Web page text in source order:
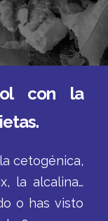
con la
cetogénica,
la alcalina…
o has visto